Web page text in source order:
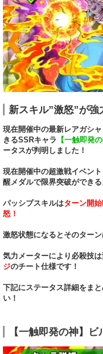
新スキル”激怒”が強
現在開催中の最新レアガシャ
きるSSRキャラ 【一触即発
ータスが判明しました！
現在開催中の超激戦イベント
醒メダルで限界突破ができる
パッシブスキルはターン開
怒！
激怒状態になるとそのター
気力メーターにより必殺技
ジのチート仕様です！
下記にステータス詳細をま
い！
【一触即発の神】ビ